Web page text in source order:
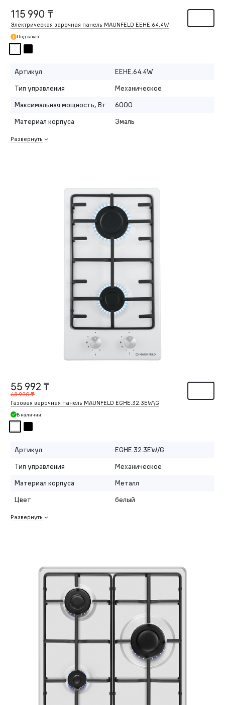
115 990 ₸
Электрическая варочная панель MAUNFELD EEHE.64.4W
Под заказ
Артикул
EEHE.64.4W
Тип управления
Механическое
Максимальная мощность, Вт
6000
Материал корпуса
Эмаль
Развернуть
55 992 ₸
68 990 ₸
Газовая варочная панель MAUNFELD EGHE.32.3EW\G
В наличии
Артикул
EGHE.32.3EW/G
Тип управления
Механическое
Материал корпуса
Металл
Цвет
белый
Развернуть